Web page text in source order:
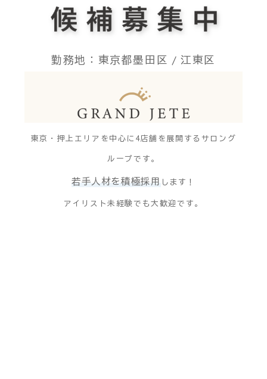
勤務地：東京都墨田区 / 江東区
東京・押上エリアを中心に4店舗を展開するサロング
ループです。
若手人材を積極採用 します！
アイリスト未経験でも大歓迎です。